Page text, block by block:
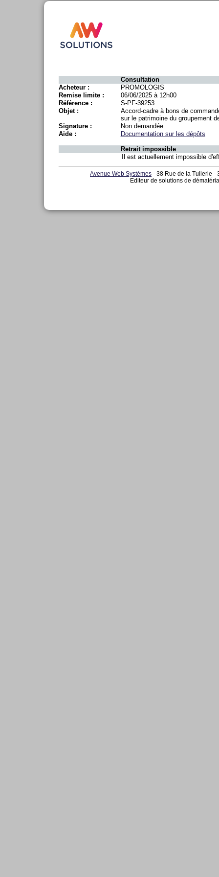
Consultation
Acheteur :
PROMOLOGIS
Remise limite :
06/06/2025 à 12h00
Référence :
S-PF-39253
Objet :
Accord-cadre à bons de
sur le patrimoine du groupement
Signature :
Non demandée
Aide :
Documentation sur les dépôts
Retrait impossible
Il est actuellement impossible
Avenue Web Systèmes - 38 Rue de la Tuilerie -
Editeur de solutions de